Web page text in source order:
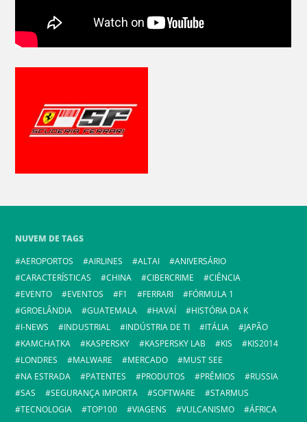
NUVEM DE TAGS
AEROPORTOS
AIRLINES ALTAI
ANIVERSÁRIO
CARACTERÍSTICAS
CHINA CIBERCRIME
CIÊNCIA
EVENTO
EVENTOS F1 FERRARI
FÓRMULA 1
GROELÂNDIA
GUATEMALA HAVAÍ
HISTÓRIA DA K
I-NEWS
INDUSTRIAL INDÚSTRIA DE TI ITÁLIA
JAPÃO
KAMCHATKA
KASPERSKY KASPERSKY LAB KIS
KIS2014
LONDRES
MALWARE MERCADO
MUST SEE
NA ESTRADA
PATENTES PRODUTOS PRÊMIOS
RUSSIA
SAS
SEGURANÇA IMPORTA SOFTWARE
STARMUS
TECNOLOGIA
TOP100 VIAGENS VULCANISMO ÁFRICA